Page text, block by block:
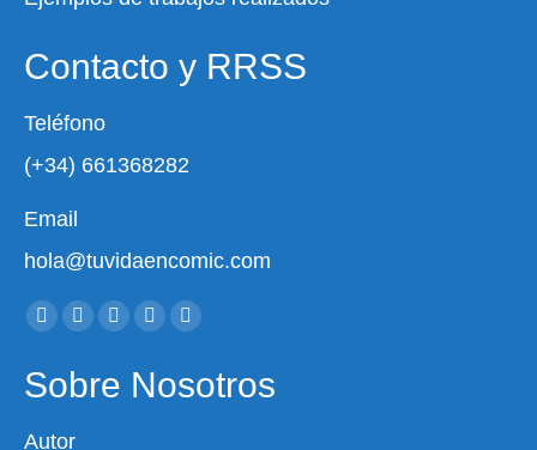
Contacto y RRSS
Teléfono
(+34) 661368282
Email
hola@tuvidaencomic.com
Encuéntranos en:
Facebook
opens
X
opens
YouTube
opens
Instagram
opens
Whatsapp
opens
Sobre Nosotros
Autor